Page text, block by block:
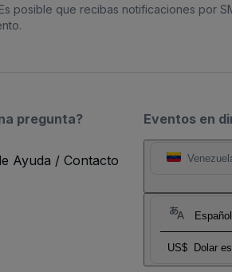
posible que recibas notificaciones por
Eventos en
US$ Dolar
pregunta?
Ayuda / Contacto